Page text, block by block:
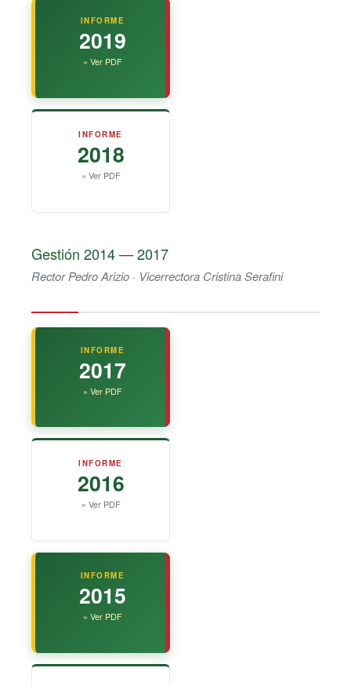
INFORME
2019
» Ver PDF
INFORME
2018
» Ver PDF
Gestión 2014 — 2017
Rector Pedro Arizio · Vicerrectora Cristina Serafini
INFORME
2017
» Ver PDF
INFORME
2016
» Ver PDF
INFORME
2015
» Ver PDF